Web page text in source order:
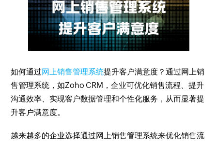
如何通过网上销售管理系统提升客户满意度？通过网上销
售管理系统，如Zoho CRM，企业可优化销售流程、提升
沟通效率、实现客户数据管理和个性化服务，从而显著提
升客户满意度。
越来越多的企业选择通过网上销售管理系统来优化销售流